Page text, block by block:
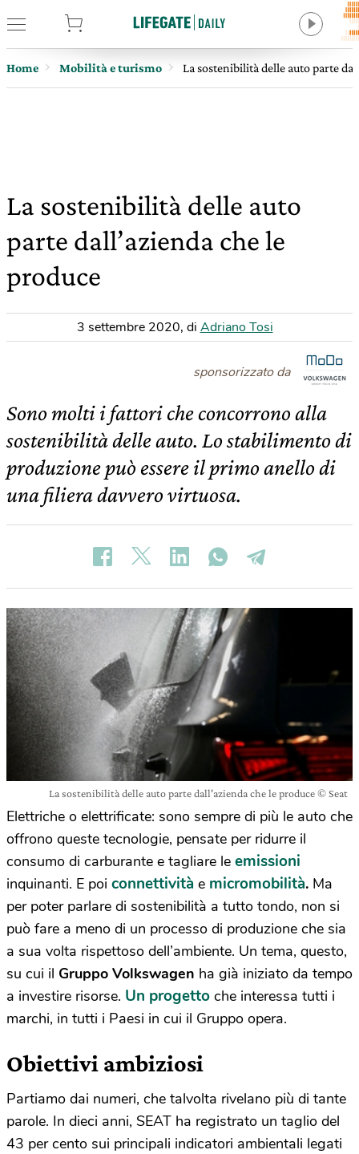
Home Mobilità e turismo La sostenibilità delle auto parte
La sostenibilità delle auto
parte dall’azienda che le
produce
3 settembre 2020, di Adriano Tosi
sponsorizzato da
Sono molti i fattori che concorrono alla
sostenibilità delle auto. Lo stabilimento di
produzione può essere il primo anello di
una filiera davvero virtuosa.
La sostenibilità delle auto parte dall'azienda che le produce © Seat
Elettriche o elettrificate: sono sempre di più le auto che
offrono queste tecnologie, pensate per ridurre il
consumo di carburante e tagliare le emissioni
inquinanti. E poi connettività e micromobilità. Ma
per poter parlare di sostenibilità a tutto tondo, non si
può fare a meno di un processo di produzione che sia
a sua volta rispettoso dell’ambiente. Un tema, questo,
su cui il Gruppo Volkswagen ha già iniziato da tempo
a investire risorse. Un progetto che interessa tutti i
marchi, in tutti i Paesi in cui il Gruppo opera.
Obiettivi ambiziosi
Partiamo dai numeri, che talvolta rivelano più di tante
parole. In dieci anni, SEAT ha registrato un taglio del
43 per cento sui principali indicatori ambientali legati